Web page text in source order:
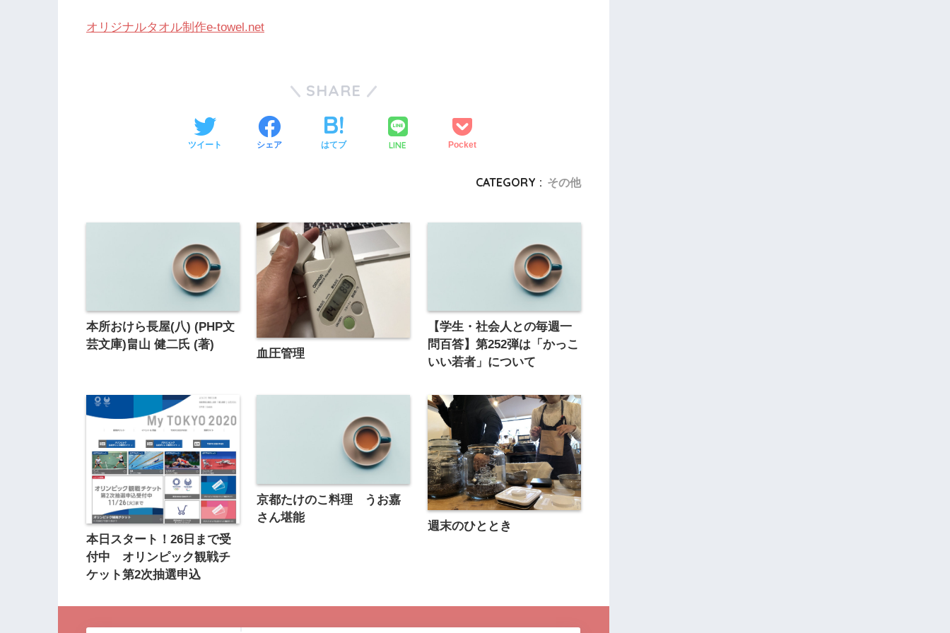
オリジナルタオル制作e-towel.net
SHARE
ツイート シェア はてブ LINE Pocket
CATEGORY : その他
本所おけら長屋(八) (PHP文
芸文庫)畠山 健二氏 (著)
血圧管理
【学生・社会人との毎週一
問百答】第252弾は「かっこ
いい若者」について
本日スタート！26日まで受
付中 オリンピック観戦チ
ケット第2次抽選申込
京都たけのこ料理 うお嘉
さん堪能
週末のひととき